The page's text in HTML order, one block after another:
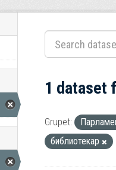
1 dataset
Grupet:
библиотекар